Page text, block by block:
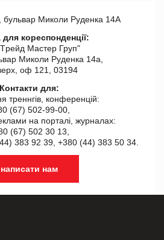
бульвар Миколи Руденка 14А
кореспонденції:
Мастер Груп"
Миколи Руденка 14а,
оф 121, 03194
Контакти для:
треннгів, конференцій:
(67) 502-99-00,
на порталі, журналах:
(67) 502 30 13,
383 92 39, +380 (44) 383 50 34.
написати нам